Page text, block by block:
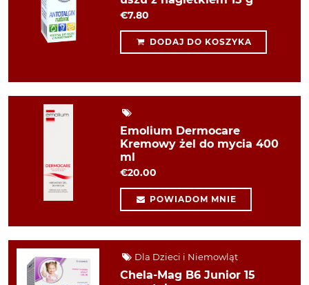
€7.80
DODAJ DO KOSZYKA
Emolium Dermocare
Kremowy żel do mycia 400
ml
€20.00
POWIADOM MNIE
Dla Dzieci i Niemowląt
Chela-Mag B6 Junior 15